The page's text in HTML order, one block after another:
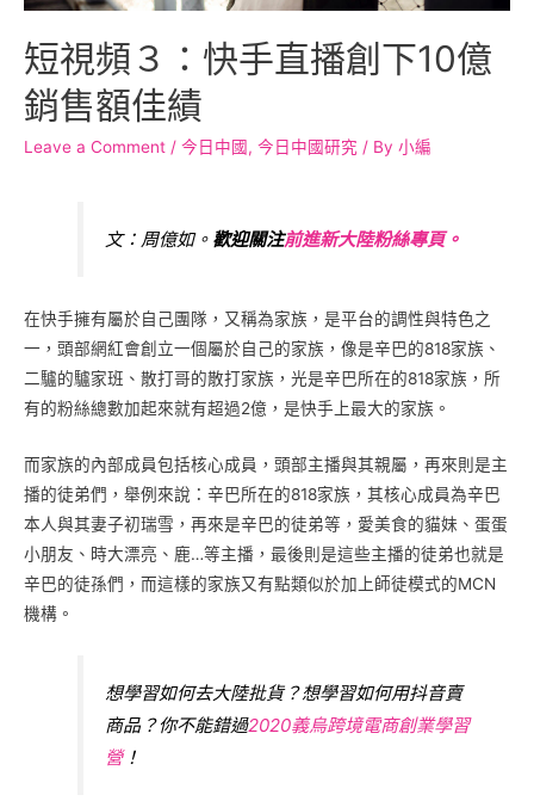
短視頻３：快手直播創下10億
銷售額佳績
Leave a Comment / 今日中國, 今日中國研究 / By 小編
文：周億如。 歡迎關注前進新大陸粉絲專頁。
在快手擁有屬於自己團隊，又稱為家族，是平台的調性與特色之
一，頭部網紅會創立一個屬於自己的家族，像是辛巴的818家族、
二驢的驢家班、散打哥的散打家族，光是辛巴所在的818家族，所
有的粉絲總數加起來就有超過2億，是快手上最大的家族。
而家族的內部成員包括核心成員，頭部主播與其親屬，再來則是主
播的徒弟們，舉例來說：辛巴所在的818家族，其核心成員為辛巴
本人與其妻子初瑞雪，再來是辛巴的徒弟等，愛美食的貓妹、蛋蛋
小朋友、時大漂亮、鹿…等主播，最後則是這些主播的徒弟也就是
辛巴的徒孫們，而這樣的家族又有點類似於加上師徒模式的MCN
機構。
想學習如何去大陸批貨？想學習如何用抖音賣
商品？你不能錯過2020義烏跨境電商創業學習
營！